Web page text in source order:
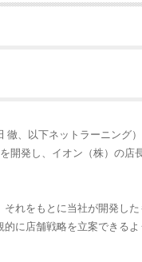
、以下ネットラーニング
開発し、イオン（株）の店
れをもとに当社が開発し
に店舗戦略を立案できる